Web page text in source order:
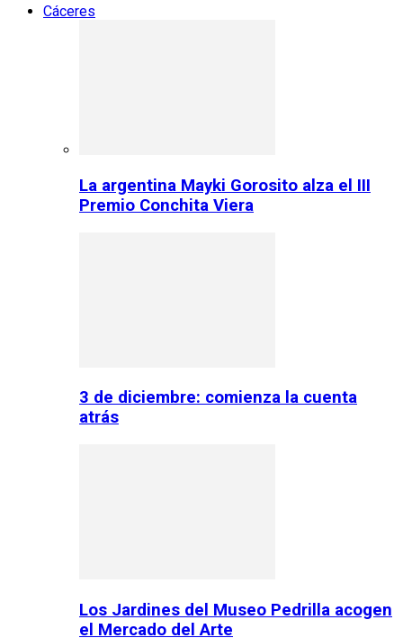
Cáceres
La argentina Mayki Gorosito alza el III
Premio Conchita Viera
3 de diciembre: comienza la cuenta
atrás
Los Jardines del Museo Pedrilla acogen
el Mercado del Arte